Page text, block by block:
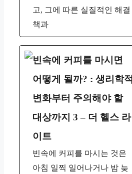
고, 그에 따른 실질적인 해결
책과
빈속에 커피를 마시면
어떻게 될까? : 생리학적
변화부터 주의해야 할
대상까지 3 – 더 헬스 라
이트
빈속에 커피를 마시는 것은
아침 일찍 일어나거나 밤 늦